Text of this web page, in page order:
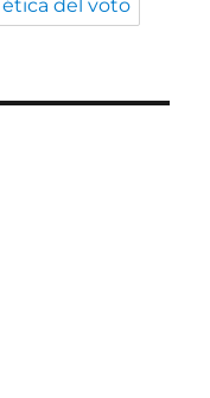
ética del voto